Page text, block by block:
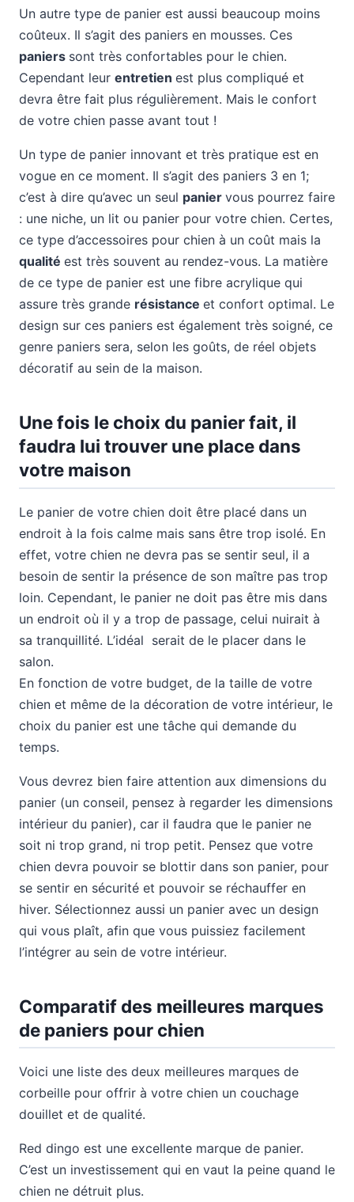
Un autre type de panier est aussi beaucoup moins
coûteux. Il s’agit des paniers en mousses. Ces
paniers sont très confortables pour le chien.
Cependant leur entretien est plus compliqué et
devra être fait plus régulièrement. Mais le confort
de votre chien passe avant tout !
Un type de panier innovant et très pratique est en
vogue en ce moment. Il s’agit des paniers 3 en 1;
c’est à dire qu’avec un seul panier vous pourrez faire
: une niche, un lit ou panier pour votre chien. Certes,
ce type d’accessoires pour chien à un coût mais la
qualité est très souvent au rendez-vous. La matière
de ce type de panier est une fibre acrylique qui
assure très grande résistance et confort optimal. Le
design sur ces paniers est également très soigné, ce
genre paniers sera, selon les goûts, de réel objets
décoratif au sein de la maison.
Une fois le choix du panier fait, il
faudra lui trouver une place dans
votre maison
Le panier de votre chien doit être placé dans un
endroit à la fois calme mais sans être trop isolé. En
effet, votre chien ne devra pas se sentir seul, il a
besoin de sentir la présence de son maître pas trop
loin. Cependant, le panier ne doit pas être mis dans
un endroit où il y a trop de passage, celui nuirait à
sa tranquillité. L’idéal serait de le placer dans le
salon.
En fonction de votre budget, de la taille de votre
chien et même de la décoration de votre intérieur, le
choix du panier est une tâche qui demande du
temps.
Vous devrez bien faire attention aux dimensions du
panier (un conseil, pensez à regarder les dimensions
intérieur du panier), car il faudra que le panier ne
soit ni trop grand, ni trop petit. Pensez que votre
chien devra pouvoir se blottir dans son panier, pour
se sentir en sécurité et pouvoir se réchauffer en
hiver. Sélectionnez aussi un panier avec un design
qui vous plaît, afin que vous puissiez facilement
l’intégrer au sein de votre intérieur.
Comparatif des meilleures marques
de paniers pour chien
Voici une liste des deux meilleures marques de
corbeille pour offrir à votre chien un couchage
douillet et de qualité.
Red dingo est une excellente marque de panier.
C’est un investissement qui en vaut la peine quand le
chien ne détruit plus.